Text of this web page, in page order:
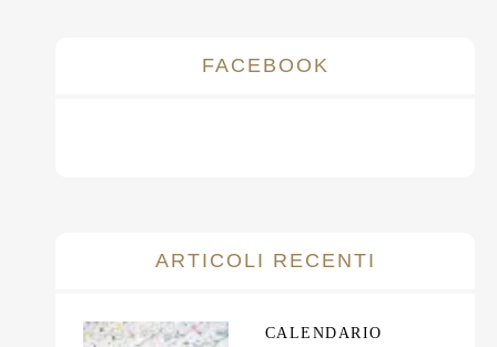
FACEBOOK
ARTICOLI RECENTI
CALENDARIO